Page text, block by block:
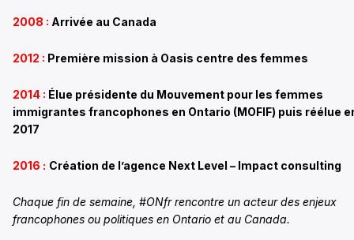
2008 : Arrivée au Canada
2012 : Première mission à Oasis centre des femmes
2014 : Élue présidente du Mouvement pour les femmes
immigrantes francophones en Ontario (MOFIF) puis réélue
2017
2016 : Création de l’agence Next Level – Impact consulting
Chaque fin de semaine, #ONfr rencontre un acteur des enjeux
francophones ou politiques en Ontario et au Canada.